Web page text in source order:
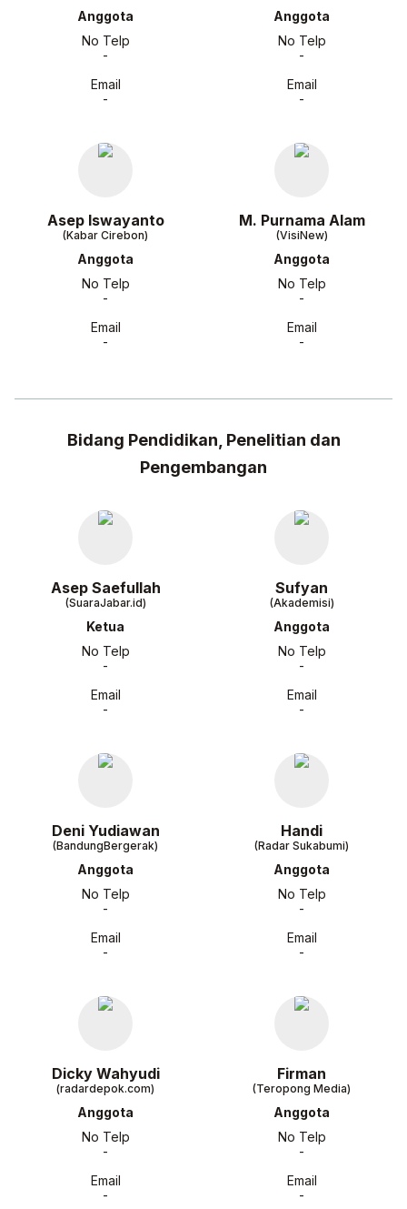
Anggota
No Telp
-
Email
-
Anggota
No Telp
-
Email
-
Asep Iswayanto
(Kabar Cirebon)
Anggota
No Telp
-
Email
-
M. Purnama Alam
(VisiNew)
Anggota
No Telp
-
Email
-
Bidang Pendidikan, Penelitian dan
Pengembangan
Asep Saefullah
(SuaraJabar.id)
Ketua
No Telp
-
Email
-
Sufyan
(Akademisi)
Anggota
No Telp
-
Email
-
Deni Yudiawan
(BandungBergerak)
Anggota
No Telp
-
Email
-
Handi
(Radar Sukabumi)
Anggota
No Telp
-
Email
-
Dicky Wahyudi
(radardepok.com)
Anggota
No Telp
-
Email
-
Firman
(Teropong Media)
Anggota
No Telp
-
Email
-